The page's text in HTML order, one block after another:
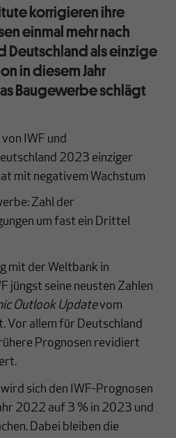
korrigieren ihre
einmal mehr nach
Deutschland als einzige
in diesem Jahr
Baugewerbe schlägt
IWF und
2023 einziger
mit negativem Wachstum
Zahl der
um fast ein Drittel
mit der Weltbank in
jüngst seine neusten Zahlen
Outlook Updatevom
Vor allem für Deutschland
Prognosen revidiert
sich den IWF-Prognosen
2022 auf 3 % in 2023 und
Dabei bleiben die